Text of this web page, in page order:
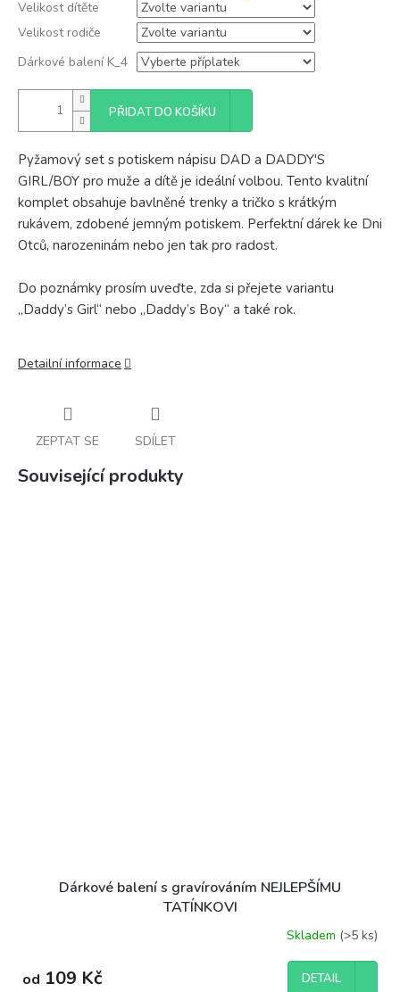
Velikost dítěte
Velikost rodiče
Dárkové balení K_4
PŘIDAT DO KOŠÍKU
Pyžamový set s potiskem nápisu DAD a DADDY'S
GIRL/BOY pro muže a dítě je ideální volbou. Tento kvalitní
komplet obsahuje bavlněné trenky a tričko s krátkým
rukávem, zdobené jemným potiskem. Perfektní dárek ke Dni
Otců, narozeninám nebo jen tak pro radost.
Do poznámky prosím uveďte, zda si přejete variantu
„Daddy’s Girl“ nebo „Daddy’s Boy“ a také rok.
Detailní informace
ZEPTAT SE SDÍLET
Související produkty
Dárkové balení s gravírováním NEJLEPŠÍMU
TATÍNKOVI
Skladem (>5 ks)
od 109 Kč DETAIL